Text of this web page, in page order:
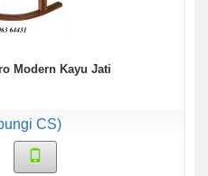
Modern Kayu Jati
CS)